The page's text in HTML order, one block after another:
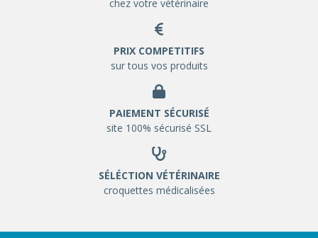
chez votre vétérinaire
PRIX COMPETITIFS
sur tous vos produits
PAIEMENT SÉCURISÉ
site 100% sécurisé SSL
SÉLÉCTION VÉTÉRINAIRE
croquettes médicalisées